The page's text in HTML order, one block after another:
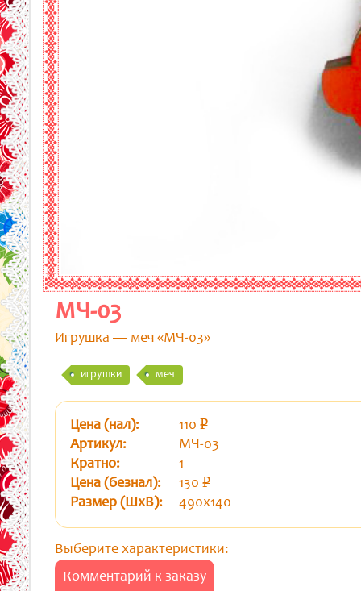
МЧ-03
Игрушка — меч «МЧ-03»
игрушки меч
Цена (нал): 110 p
Артикул:
МЧ-03
Кратно:
1
Цена (безнал):
130 p
Размер (ШхВ): 490х140
Выберите характеристики:
Комментарий к заказу